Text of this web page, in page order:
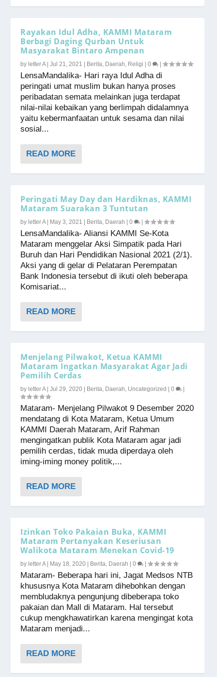
Rayakan Idul Adha, KAMMI Mataram
Berbagi Daging Qurban Untuk
Masyarakat Bintaro Ampenan
byletter A|Jul 21, 2021 | Berita Daerah Religi |0 |
LensaMandalika- Hari raya Idul Adha di
peringati umat muslim bukan hanya proses
peribadatan semata melainkan juga terdapat
nilai-nilai kebaikan yang berlimpah didalamnya
yaitu kebermanfaatan untuk sesama dan nilai
sosial...
READ MORE
Peringati May Day dan Hardiknas, KAMMI
Mataram Suarakan 3 Tuntutan
byletter A| May 3, 2021 | Berita Daerah |0 |
LensaMandalika- Aliansi KAMMI Se-Kota
Mataram menggelar Aksi Simpatik pada Hari
Buruh dan Hari Pendidikan Nasional 2021 (2/1).
Aksi yang di gelar di Pelataran Perempatan
Bank Indonesia tersebut di ikuti oleh beberapa
Komisariat...
READ MORE
Menjelang Pilwakot, Ketua KAMMI
Mataram Ingatkan Masyarakat Agar Jadi
Pemilih Cerdas
byletter A|Jul 29, 2020 | Berita Daerah Uncategorized |0 |
Mataram- Menjelang Pilwakot 9 Desember 2020
mendatang di Kota Mataram, Ketua Umum
KAMMI Daerah Mataram, Arif Rahman
mengingatkan publik Kota Mataram agar jadi
pemilih cerdas, tidak muda diperdaya oleh
iming-iming money politik,...
READ MORE
Izinkan Toko Pakaian Buka, KAMMI
Mataram Pertanyakan Keseriusan
Walikota Mataram Menekan Covid-19
byletter A| May 18, 2020 | Berita Daerah |0 |
Mataram- Beberapa hari ini, Jagat Medsos NTB
khususnya Kota Mataram dihebohkan dengan
membludaknya pengunjung dibeberapa toko
pakaian dan Mall di Mataram. Hal tersebut
cukup mengkhawatirkan karena mengingat kota
Mataram menjadi...
READ MORE